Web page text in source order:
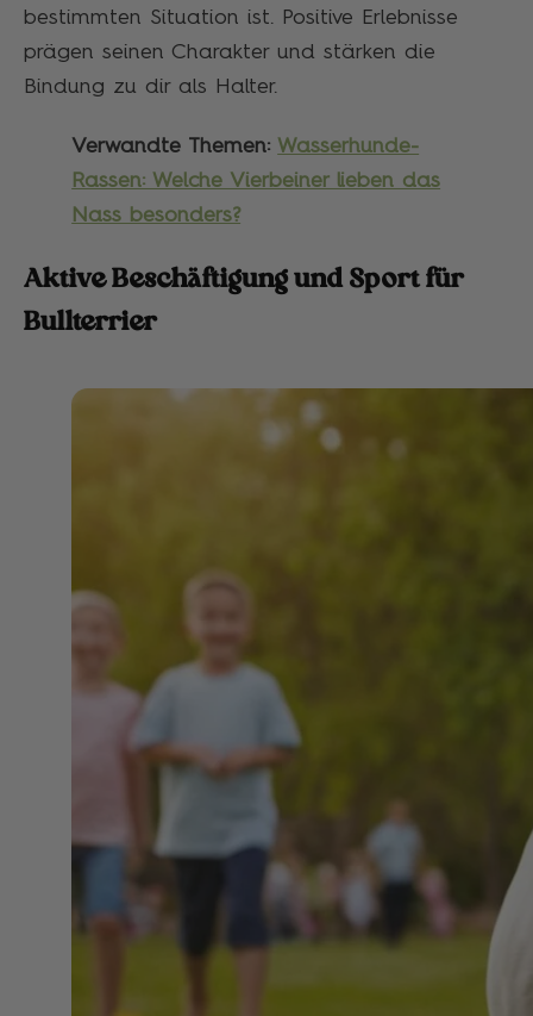
bestimmten Situation ist. Positive Erlebnisse
prägen seinen Charakter und stärken die
Bindung zu dir als Halter.
Verwandte Themen: Wasserhunde-
Rassen: Welche Vierbeiner lieben das
Nass besonders?
Aktive Beschäftigung und Sport für
Bullterrier